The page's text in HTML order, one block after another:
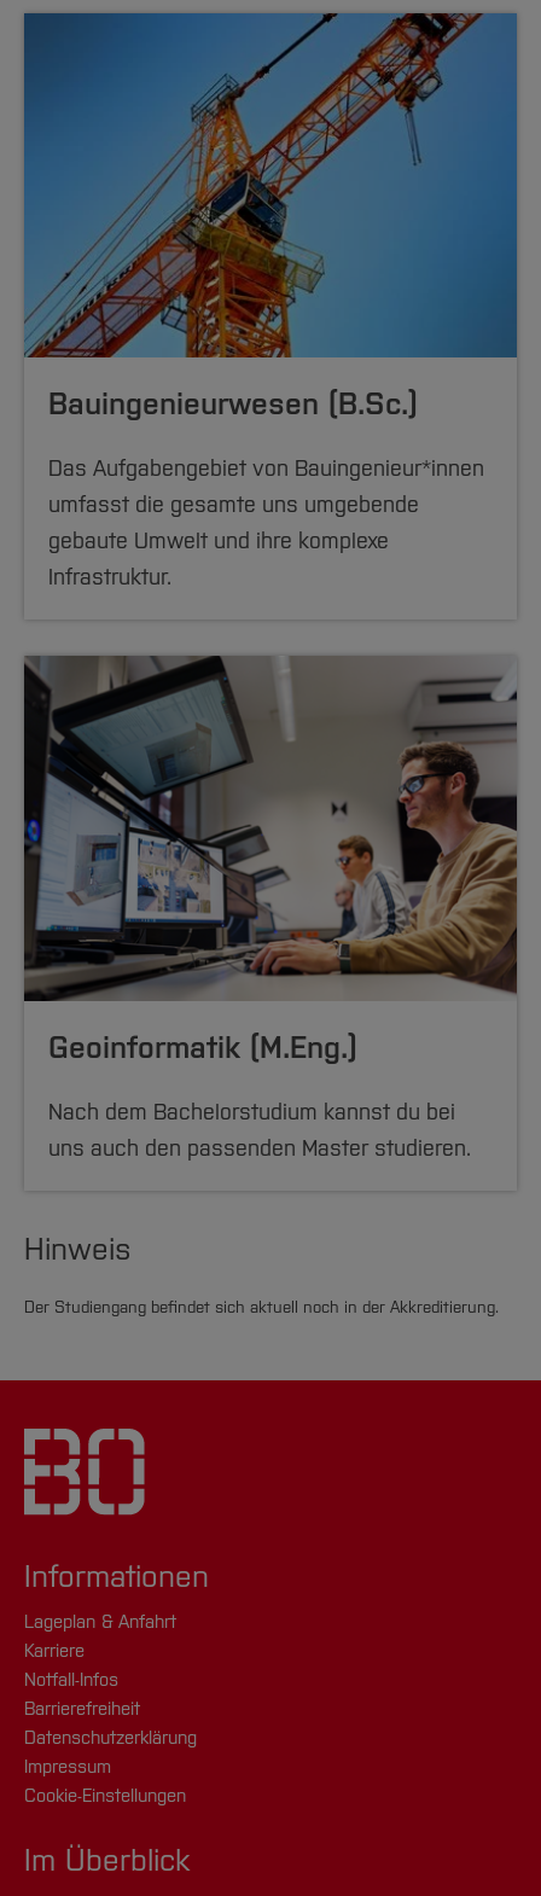
Bauingenieurwesen (B.Sc.)
Das Aufgabengebiet von Bauingenieur*innen
umfasst die gesamte uns umgebende
gebaute Umwelt und ihre komplexe
Infrastruktur.
Geoinformatik (M.Eng.)
Nach dem Bachelorstudium kannst du bei
uns auch den passenden Master studieren.
Hinweis
Der Studiengang befindet sich aktuell noch in der Akkreditierung.
Informationen
Lageplan & Anfahrt
Karriere
Notfall-Infos
Barrierefreiheit
Datenschutzerklärung
Impressum
Cookie-Einstellungen
Im Überblick